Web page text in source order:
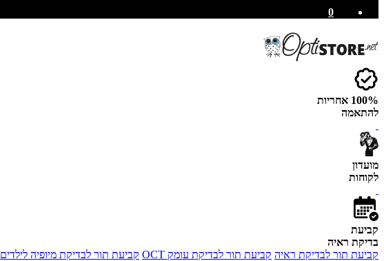
0
100% אחריות
להתאמה
מועדון
לקוחות
קביעת
בדיקת ראיה
קביעת תור לבדיקת ראיה קביעת תור לבדיקת עומק OCT קביעת תור לבדיקת מיופיה לילדים